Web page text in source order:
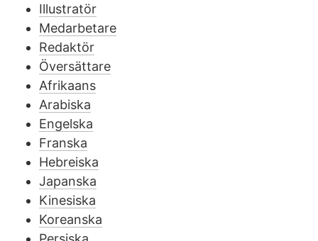
Illustratör
Medarbetare
Redaktör
Översättare
Afrikaans
Arabiska
Engelska
Franska
Hebreiska
Japanska
Kinesiska
Koreanska